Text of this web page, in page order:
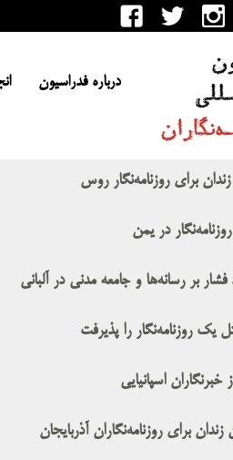
درباره فدراسیون
در یمن
بر رسانه‌ها و جامعه مدنی در آلبانی
یک روزنامه‌نگار را پذیرفت
اسپانیایی
برای روزنامه‌نگاران آذربایجان